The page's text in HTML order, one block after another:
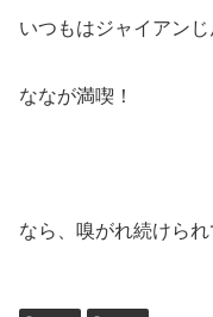
いつもはジャイアン
ななが満喫！
なら、嗅がれ続けら